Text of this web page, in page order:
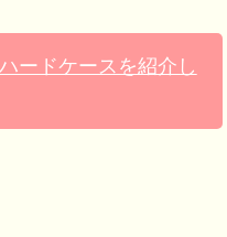
ードケースを紹介し